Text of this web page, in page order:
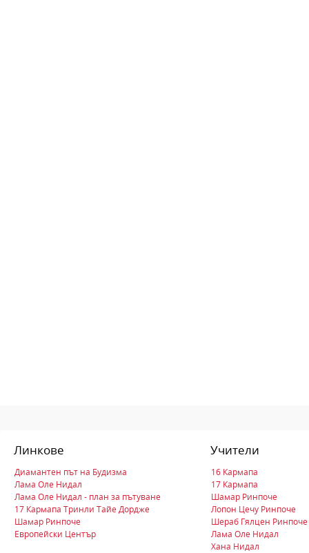
Линкове
Диамантен път на Будизма
Лама Оле Нидал
Лама Оле Нидал - план за пътуване
17 Кармапа Тринли Тайе Дордже
Шамар Ринпоче
Европейски Център
Учители
16 Кармапа
17 Кармапа
Шамар Ринпоче
Лопон Цечу Ринпоче
Шераб Гялцен Ринпоче
Лама Оле Нидал
Хана Нидал